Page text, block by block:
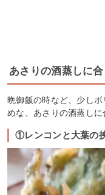
あさりの酒蒸しに
晩御飯の時など、少し
めな、あさりの酒蒸しに
①レンコンと大葉の